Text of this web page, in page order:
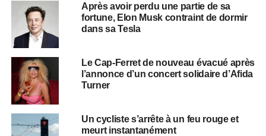
Après avoir perdu une partie de sa
fortune, Elon Musk contraint de dormir
dans sa Tesla
Le Cap-Ferret de nouveau évacué après
l’annonce d’un concert solidaire d’Afida
Turner
Un cycliste s’arrête à un feu rouge et
meurt instantanément